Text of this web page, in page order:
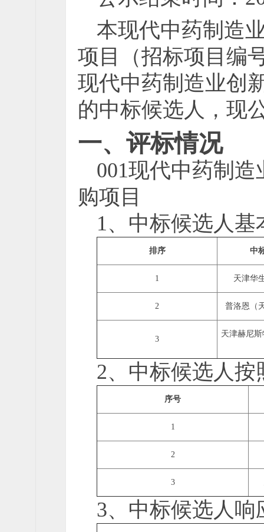
本现代中药制造
项目
（招标项目编
现代中药制造业创
的中标候选人，现
一、评标情况
001现代中药制
购项目
1、中标候选人基
排序 中
1 天津华
2 普洛恩（
3
天津赫尼
2、中标候选人
序号
1
2
3
3、中标候选人